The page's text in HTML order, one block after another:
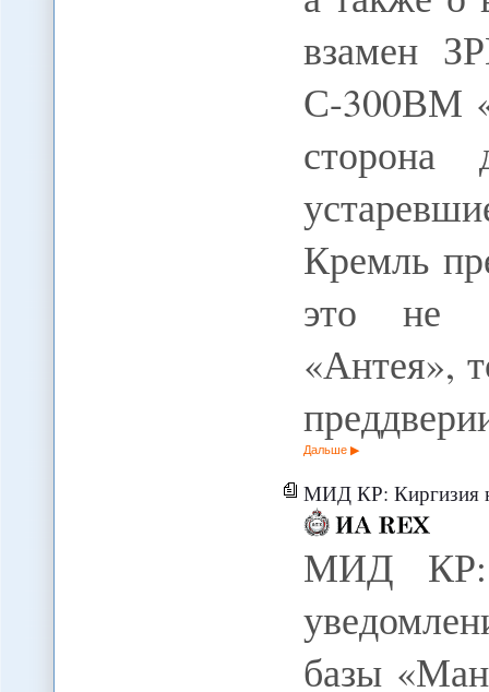
взамен
С-300ВМ
сторона
Кремль
это не
«Антея»,
Дальше
МИД КР: Киргизия направит
МИД КР:
базы